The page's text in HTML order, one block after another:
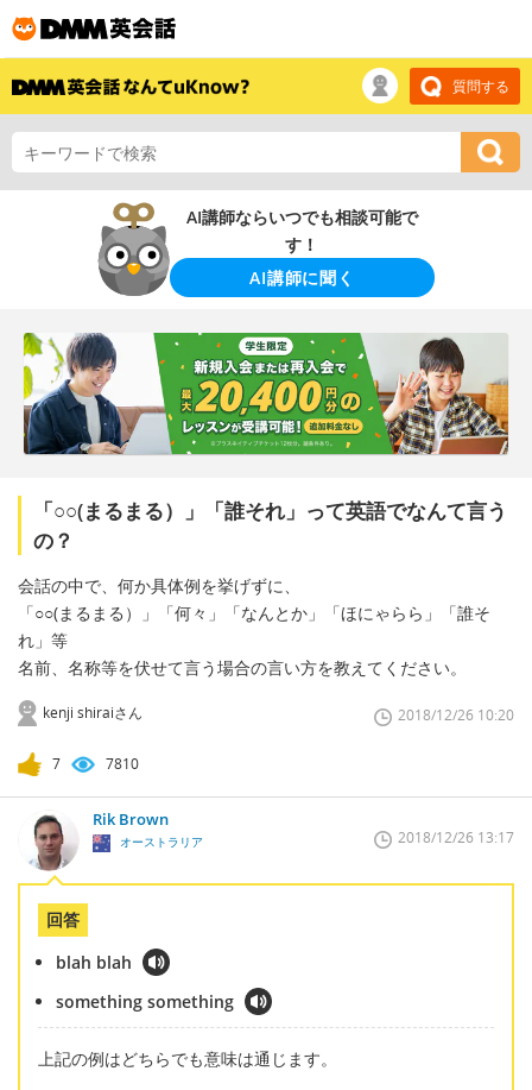
質問する
AI講師ならいつでも相談可能で
す！
AI講師に聞く
「○○(まるまる）」「誰それ」って英語でなんて言う
の？
会話の中で、何か具体例を挙げずに、
「○○(まるまる）」「何々」「なんとか」「ほにゃらら」「誰そ
れ」等
名前、名称等を伏せて言う場合の言い方を教えてください。
kenji shiraiさん 2018/12/26 10:20
7 7810
Rik Brown
オーストラリア 2018/12/26 13:17
回答
blah blah
something something
上記の例はどちらでも意味は通じます。